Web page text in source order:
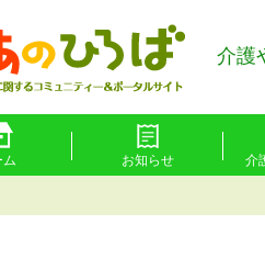
介護
ム お知らせ 介